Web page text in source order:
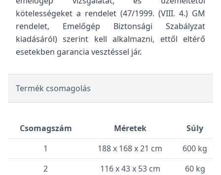
kötelességeket a rendelet (47/1999. (VIII. 4.) GM
rendelet, Emelőgép Biztonsági Szabályzat
kiadásáról) szerint kell alkalmazni, ettől eltérő
esetekben garancia vesztéssel jár.
Termék csomagolás
Csomagszám Méretek
Súly
1
188 x 168 x 21 cm
600 kg
2
116 x 43 x 53 cm 60 kg